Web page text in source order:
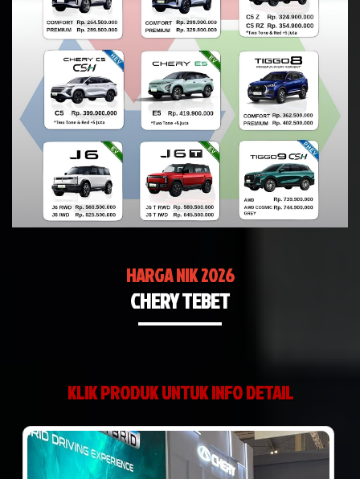
HARGA NIK 2026
CHERY TEBET
KLIK PRODUK UNTUK INFO DETAIL